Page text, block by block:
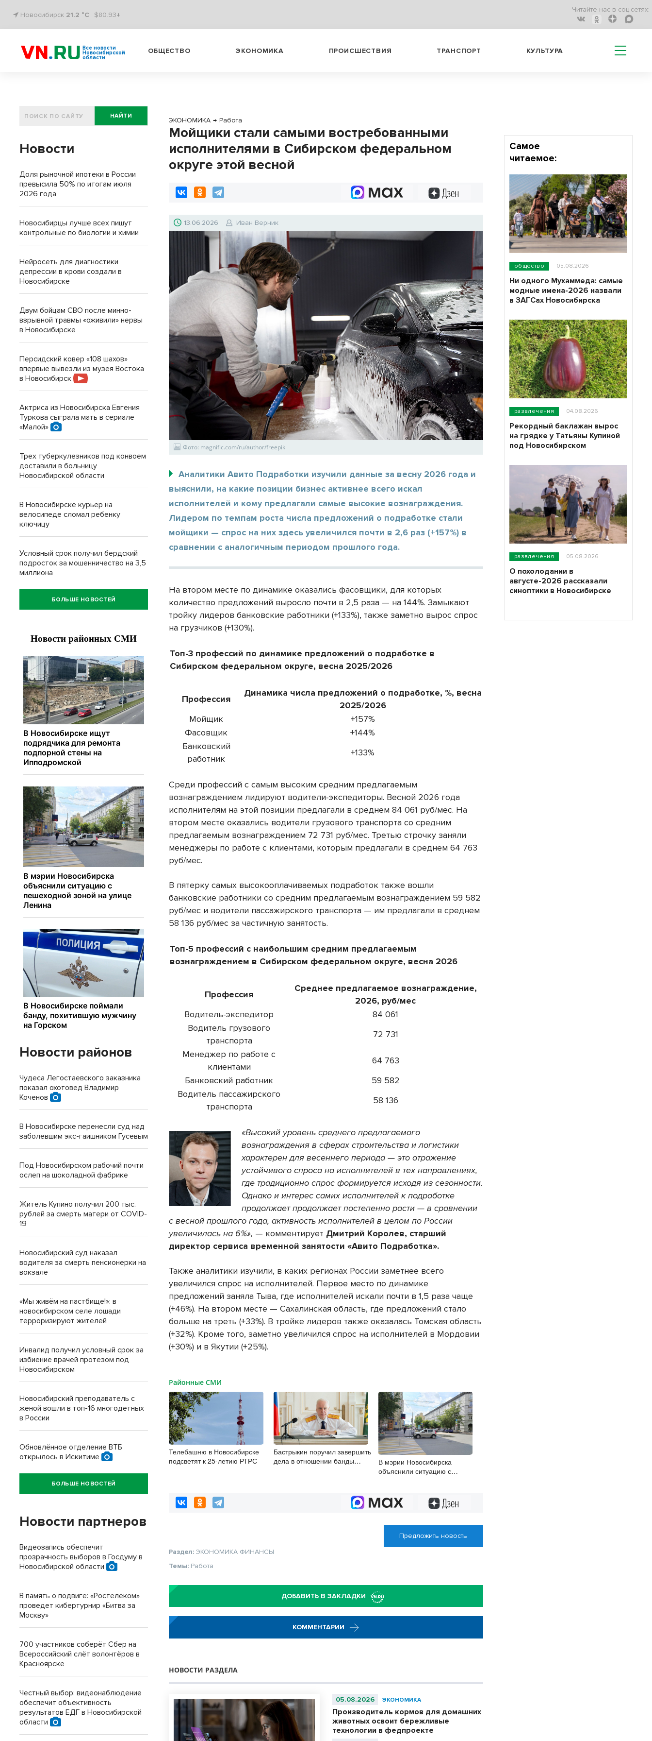
Новосибирск 21.2 °C $80.93↓
Читайте нас в соц.сетях:
Все новости
Новосибирской
области
ОБЩЕСТВО ЭКОНОМИКА ПРОИСШЕСТВИЯ ТРАНСПОРТ КУЛЬТУРА
ЭКОНОМИКА → Работа
Мойщики стали самыми востребованными
исполнителями в Сибирском федеральном
округе этой весной
13.06.2026 Иван Верник
Фото: magnific.com/ru/author/freepik
Аналитики Авито Подработки изучили данные за весну 2026 года и
выяснили, на какие позиции бизнес активнее всего искал
исполнителей и кому предлагали самые высокие вознаграждения.
Лидером по темпам роста числа предложений о подработке стали
мойщики — спрос на них здесь увеличился почти в 2,6 раз (+157%) в
сравнении с аналогичным периодом прошлого года.
На втором месте по динамике оказались фасовщики, для которых
количество предложений выросло почти в 2,5 раза — на 144%. Замыкают
тройку лидеров банковские работники (+133%), также заметно вырос спрос
на грузчиков (+130%).
Топ-3 профессий по динамике предложений о подработке в
Сибирском федеральном округе, весна 2025/2026
Профессия
Динамика числа предложений о подработке, %, весна
2025/2026
Мойщик
+157%
Фасовщик
+144%
Банковский
работник
+133%
Среди профессий с самым высоким средним предлагаемым
вознаграждением лидируют водители-экспедиторы. Весной 2026 года
исполнителям на этой позиции предлагали в среднем 84 061 руб/мес. На
втором месте оказались водители грузового транспорта со средним
предлагаемым вознаграждением 72 731 руб/мес. Третью строчку заняли
менеджеры по работе с клиентами, которым предлагали в среднем 64 763
руб/мес.
В пятерку самых высокооплачиваемых подработок также вошли
банковские работники со средним предлагаемым вознаграждением 59 582
руб/мес и водители пассажирского транспорта — им предлагали в среднем
58 136 руб/мес за частичную занятость.
Топ-5 профессий с наибольшим средним предлагаемым
вознаграждением в Сибирском федеральном округе, весна 2026
Профессия
Среднее предлагаемое вознаграждение,
2026, руб/мес
Водитель-экспедитор
84 061
Водитель грузового
транспорта
72 731
Менеджер по работе с
клиентами
64 763
Банковский работник
59 582
Водитель пассажирского
транспорта
58 136
«Высокий уровень среднего предлагаемого
вознаграждения в сферах строительства и логистики
характерен для весеннего периода — это отражение
устойчивого спроса на исполнителей в тех направлениях,
где традиционно спрос формируется исходя из сезонности.
Однако и интерес самих исполнителей к подработке
продолжает продолжает постепенно расти — в сравнении
с весной прошлого года, активность исполнителей в целом по России
увеличилась на 6%», — комментирует Дмитрий Королев, старший
директор сервиса временной занятости «Авито Подработка».
Также аналитики изучили, в каких регионах России заметнее всего
увеличился спрос на исполнителей. Первое место по динамике
предложений заняла Тыва, где исполнителей искали почти в 1,5 раза чаще
(+46%). На втором месте — Сахалинская область, где предложений стало
больше на треть (+33%). В тройке лидеров также оказалась Томская область
(+32%). Кроме того, заметно увеличился спрос на исполнителей в Мордовии
(+30%) и в Якутии (+25%).
Районные СМИ
Телебашню в Новосибирске
подсветят к 25-летию РТРС
Бастрыкин поручил завершить
дела в отношении банды
В мэрии Новосибирска
объяснили ситуацию с
Предложить новость
Раздел:ЭКОНОМИКА ФИНАНСЫ
Темы: Работа
ДОБАВИТЬ В ЗАКЛАДКИ
КОММЕНТАРИИ
НОВОСТИ РАЗДЕЛА
05.08.2026 ЭКОНОМИКА
Производитель кормов для домашних
животных освоит бережливые
технологии в федпроекте
НАЙТИ
Новости
Доля рыночной ипотеки в России
превысила 50% по итогам июля
2026 года
Новосибирцы лучше всех пишут
контрольные по биологии и химии
Нейросеть для диагностики
депрессии в крови создали в
Новосибирске
Двум бойцам СВО после минно-
взрывной травмы «оживили» нервы
в Новосибирске
Персидский ковер «108 шахов»
впервые вывезли из музея Востока
в Новосибирск
Актриса из Новосибирска Евгения
Туркова сыграла мать в сериале
«Малой»
Трех туберкулезников под конвоем
доставили в больницу
Новосибирской области
В Новосибирске курьер на
велосипеде сломал ребенку
ключицу
Условный срок получил бердский
подросток за мошенничество на 3,5
миллиона
БОЛЬШЕ НОВОСТЕЙ
Новости районов
Чудеса Легостаевского заказника
показал охотовед Владимир
Коченов
В Новосибирске перенесли суд над
заболевшим экс-гаишником Гусевым
Под Новосибирском рабочий почти
ослеп на шоколадной фабрике
Житель Купино получил 200 тыс.
рублей за смерть матери от COVID-
19
Новосибирский суд наказал
водителя за смерть пенсионерки на
вокзале
«Мы живём на пастбище!»: в
новосибирском селе лошади
терроризируют жителей
Инвалид получил условный срок за
избиение врачей протезом под
Новосибирском
Новосибирский преподаватель с
женой вошли в топ-16 многодетных
в России
Обновлённое отделение ВТБ
открылось в Искитиме
БОЛЬШЕ НОВОСТЕЙ
Новости партнеров
Видеозапись обеспечит
прозрачность выборов в Госдуму в
Новосибирской области
В память о подвиге: «Ростелеком»
проведет кибертурнир «Битва за
Москву»
700 участников соберёт Сбер на
Всероссийский слёт волонтёров в
Красноярске
Честный выбор: видеонаблюдение
обеспечит объективность
результатов ЕДГ в Новосибирской
области
Самое
читаемое:
общество 05.08.2026
Ни одного Мухаммеда: самые
модные имена-2026 назвали
в ЗАГСах Новосибирска
развлечения 04.08.2026
Рекордный баклажан вырос
на грядке у Татьяны Купиной
под Новосибирском
развлечения 05.08.2026
О похолодании в
августе-2026 рассказали
синоптики в Новосибирске